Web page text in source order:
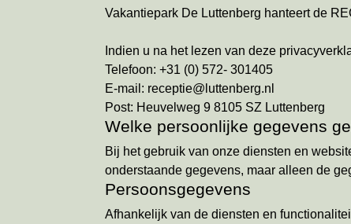
Vakantiepark De Luttenberg hanteert de
Indien u na het lezen van deze
Telefoon: +31 (0) 572- 301405
E-mail: receptie@luttenberg.nl
Post: Heuvelweg 9 8105 SZ Luttenberg
Welke persoonlijke gegevens
Bij het gebruik van onze diensten en
onderstaande gegevens, maar alleen de
Persoonsgegevens
Afhankelijk van de diensten en